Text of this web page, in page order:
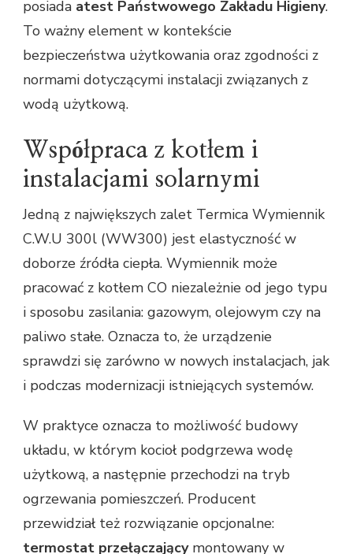
posiada atest Państwowego Zakładu Higieny.
To ważny element w kontekście
bezpieczeństwa użytkowania oraz zgodności z
normami dotyczącymi instalacji związanych z
wodą użytkową.
Współpraca z kotłem i
instalacjami solarnymi
Jedną z największych zalet Termica Wymiennik
C.W.U 300l (WW300) jest elastyczność w
doborze źródła ciepła. Wymiennik może
pracować z kotłem CO niezależnie od jego typu
i sposobu zasilania: gazowym, olejowym czy na
paliwo stałe. Oznacza to, że urządzenie
sprawdzi się zarówno w nowych instalacjach, jak
i podczas modernizacji istniejących systemów.
W praktyce oznacza to możliwość budowy
układu, w którym kocioł podgrzewa wodę
użytkową, a następnie przechodzi na tryb
ogrzewania pomieszczeń. Producent
przewidział też rozwiązanie opcjonalne:
termostat przełączającymontowany w